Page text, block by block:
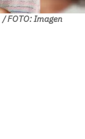
/ FOTO: Imagen